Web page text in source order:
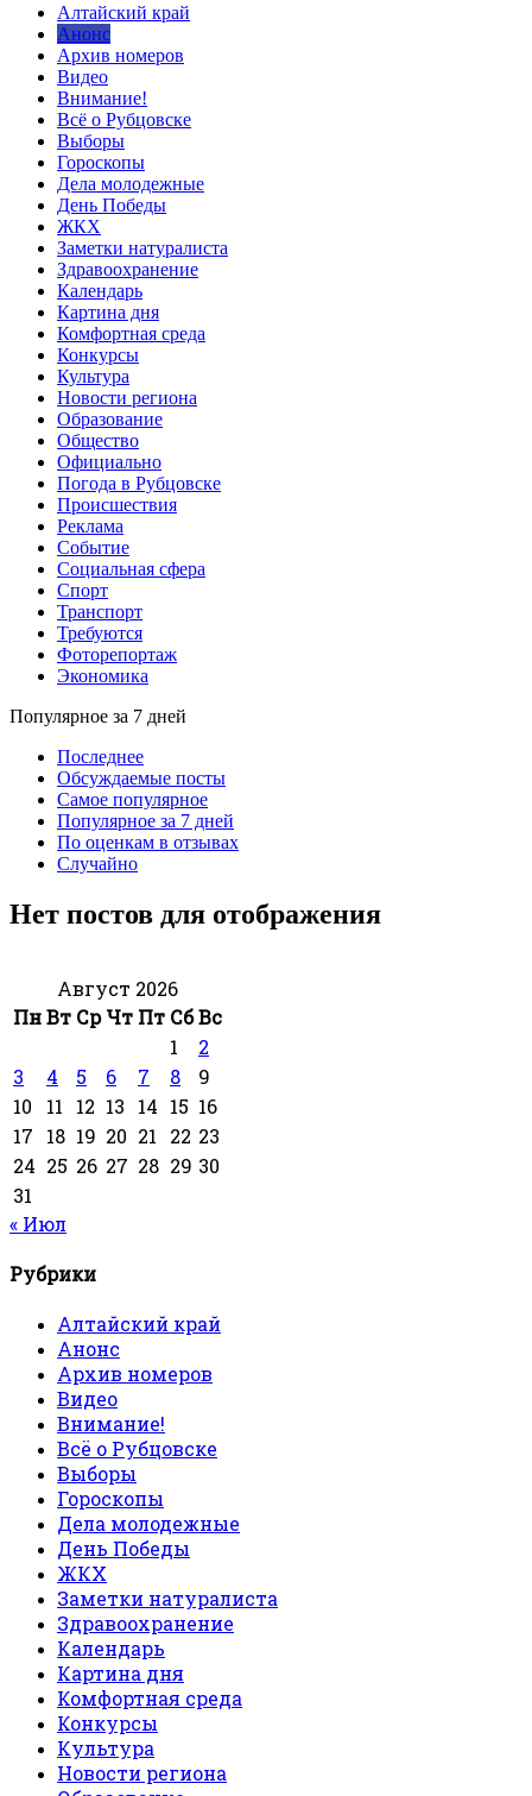
Алтайский край
Анонс
Архив номеров
Видео
Внимание!
Всё о Рубцовске
Выборы
Гороскопы
Дела молодежные
День Победы
ЖКХ
Заметки натуралиста
Здравоохранение
Календарь
Картина дня
Комфортная среда
Конкурсы
Культура
Новости региона
Образование
Общество
Официально
Погода в Рубцовске
Происшествия
Реклама
Событие
Социальная сфера
Спорт
Транспорт
Требуются
Фоторепортаж
Экономика
Популярное за 7 дней
Последнее
Обсуждаемые посты
Самое популярное
Популярное за 7 дней
По оценкам в отзывах
Случайно
Нет постов для отображения
Август 2026
ПнВт Ср Чт Пт СбВс
1
2
3
4 5 6 7 8
9
10
11 12 13 14 15 16
17
18 19 20 21 22 23
24 25 26 27 28 29 30
31
« Июл
Рубрики
Алтайский край
Анонс
Архив номеров
Видео
Внимание!
Всё о Рубцовске
Выборы
Гороскопы
Дела молодежные
День Победы
ЖКХ
Заметки натуралиста
Здравоохранение
Календарь
Картина дня
Комфортная среда
Конкурсы
Культура
Новости региона